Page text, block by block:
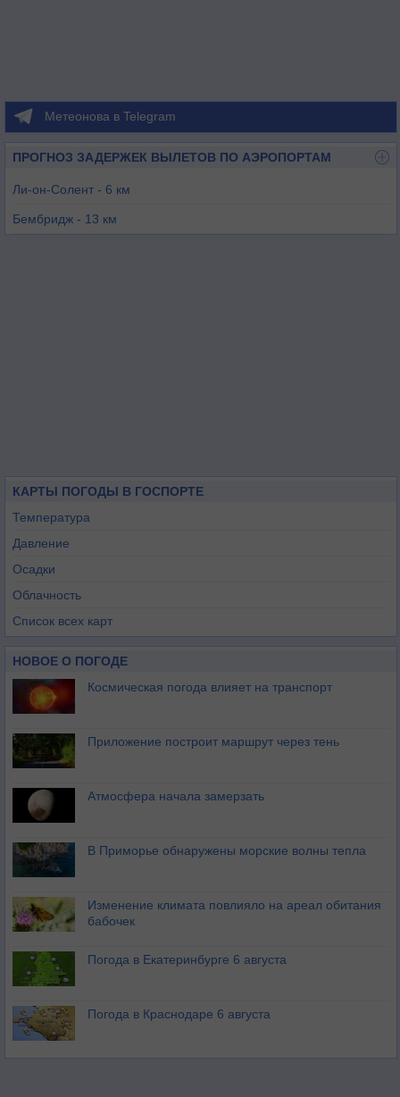
Метеонова в Telegram
ПРОГНОЗ ЗАДЕРЖЕК ВЫЛЕТОВ ПО АЭРОПОРТАМ
Ли-он-Солент - 6 км
Бембридж - 13 км
КАРТЫ ПОГОДЫ В ГОСПОРТЕ
Температура
Давление
Осадки
Облачность
Список всех карт
НОВОЕ О ПОГОДЕ
Космическая погода влияет на транспорт
Приложение построит маршрут через тень
Атмосфера начала замерзать
В Приморье обнаружены морские волны тепла
Изменение климата повлияло на ареал обитания
бабочек
Погода в Екатеринбурге 6 августа
Погода в Краснодаре 6 августа